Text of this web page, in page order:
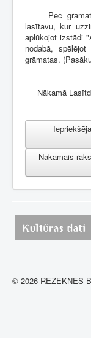
Pēc
lasītavu, kur
aplūkojot izstādi
nodabā,
grāmatas.
Nākamā
Nākamais
© 2026 RĒZEKNES